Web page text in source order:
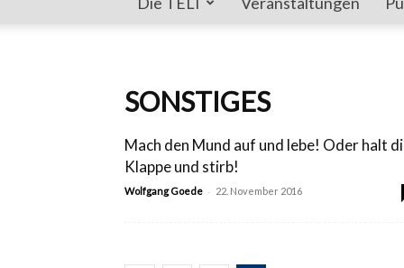
SONSTIGES
Mach den Mund auf und lebe! Oder halt
Klappe und stirb!
Wolfgang Goede - 22. November 2016